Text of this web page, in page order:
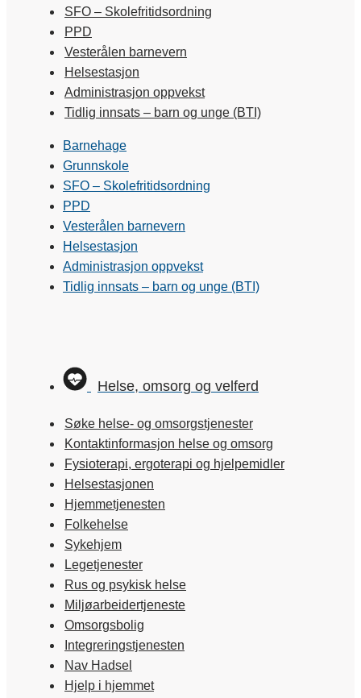
SFO – Skolefritidsordning
PPD
Vesterålen barnevern
Helsestasjon
Administrasjon oppvekst
Tidlig innsats – barn og unge (BTI)
Barnehage
Grunnskole
SFO – Skolefritidsordning
PPD
Vesterålen barnevern
Helsestasjon
Administrasjon oppvekst
Tidlig innsats – barn og unge (BTI)
Helse, omsorg og velferd
Søke helse- og omsorgstjenester
Kontaktinformasjon helse og omsorg
Fysioterapi, ergoterapi og hjelpemidler
Helsestasjonen
Hjemmetjenesten
Folkehelse
Sykehjem
Legetjenester
Rus og psykisk helse
Miljøarbeidertjeneste
Omsorgsbolig
Integreringstjenesten
Nav Hadsel
Hjelp i hjemmet